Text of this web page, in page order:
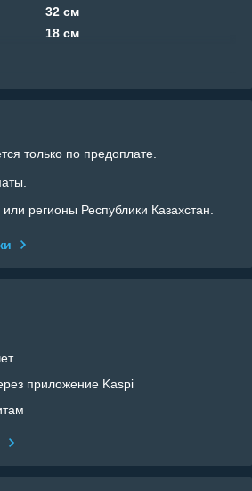
32 см
18 см
только по предоплате.
регионы Республики Казахстан.
приложение Kaspi